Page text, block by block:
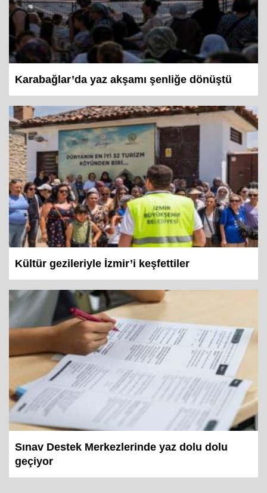
Karabağlar’da yaz akşamı şenliğe dönüştü
Kültür gezileriyle İzmir’i keşfettiler
Sınav Destek Merkezlerinde yaz dolu dolu
geçiyor